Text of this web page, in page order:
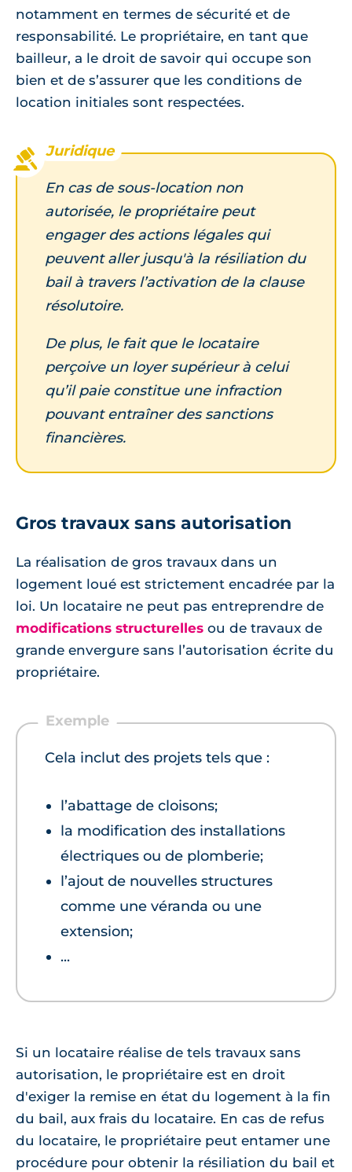
notamment en termes de sécurité et de
responsabilité. Le propriétaire, en tant que
bailleur, a le droit de savoir qui occupe son
bien et de s’assurer que les conditions de
location initiales sont respectées.
En cas de sous-location non
autorisée, le propriétaire peut
engager des actions légales qui
peuvent aller jusqu'à la résiliation du
bail à travers l’activation de la clause
résolutoire.
De plus, le fait que le locataire
perçoive un loyer supérieur à celui
qu’il paie constitue une infraction
pouvant entraîner des sanctions
financières.
Gros travaux sans autorisation
La réalisation de gros travaux dans un
logement loué est strictement encadrée par la
loi. Un locataire ne peut pas entreprendre de
modifications structurelles ou de travaux de
grande envergure sans l’autorisation écrite du
propriétaire.
Cela inclut des projets tels que :
l’abattage de cloisons;
la modification des installations
électriques ou de plomberie;
l’ajout de nouvelles structures
comme une véranda ou une
extension;
...
Si un locataire réalise de tels travaux sans
autorisation, le propriétaire est en droit
d'exiger la remise en état du logement à la fin
du bail, aux frais du locataire. En cas de refus
du locataire, le propriétaire peut entamer une
procédure pour obtenir la résiliation du bail et